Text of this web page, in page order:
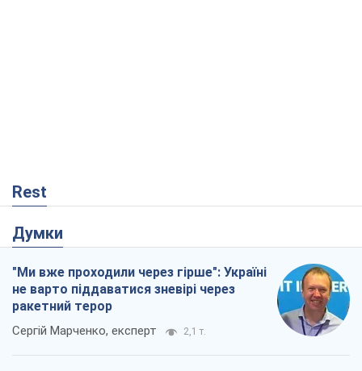
Rest
Думки
"Ми вже проходили через гірше": Україні
не варто піддаватися зневірі через
ракетний терор
Сергій Марченко, експерт 2,1 т.